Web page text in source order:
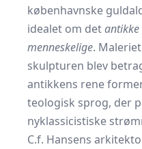
københavnske
idealet om detantikke
menneskelige.
skulpturen blev
antikkens rene
teologisk sprog, der
nyklassicistiske
C.f. Hansens